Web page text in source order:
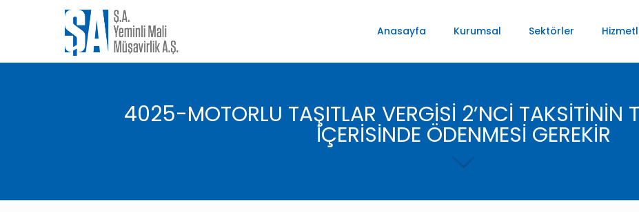
Anasayfa Kurumsal Sektörler
4025-MOTORLU TAŞITLAR VERGİSİ 2’NCİ TAKSİTİNİN
İÇERİSİNDE ÖDENMESİ GEREKİR